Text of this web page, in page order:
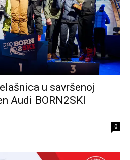
u savršenoj
Audi BORN2SKI
0